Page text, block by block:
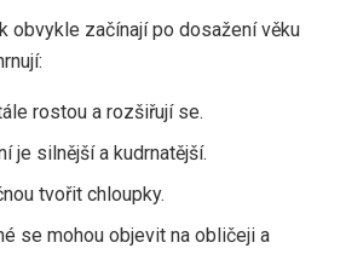
obvykle začínají po dosažení věku
rostou a rozšiřují se.
je silnější a kudrnatější.
tvořit chloupky.
se mohou objevit na obličeji a